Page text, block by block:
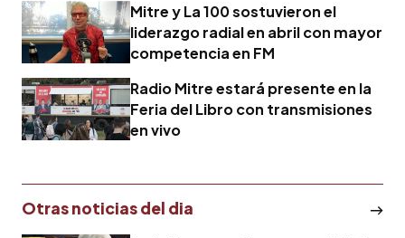
Mitre y La 100 sostuvieron el
liderazgo radial en abril con mayor
competencia en FM
Radio Mitre estará presente en la
Feria del Libro con transmisiones
en vivo
Otras noticias del dia